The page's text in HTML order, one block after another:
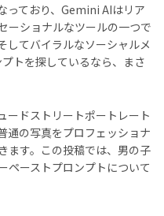
っており、Gemini AIはリア
ーショナルなツールの一つで
してバイラルなソーシャルメ
トを探しているなら、まさ
ードストリートポートレート
通の写真をプロフェッショナ
ます。この投稿では、男の子
ペーストプロンプトについて